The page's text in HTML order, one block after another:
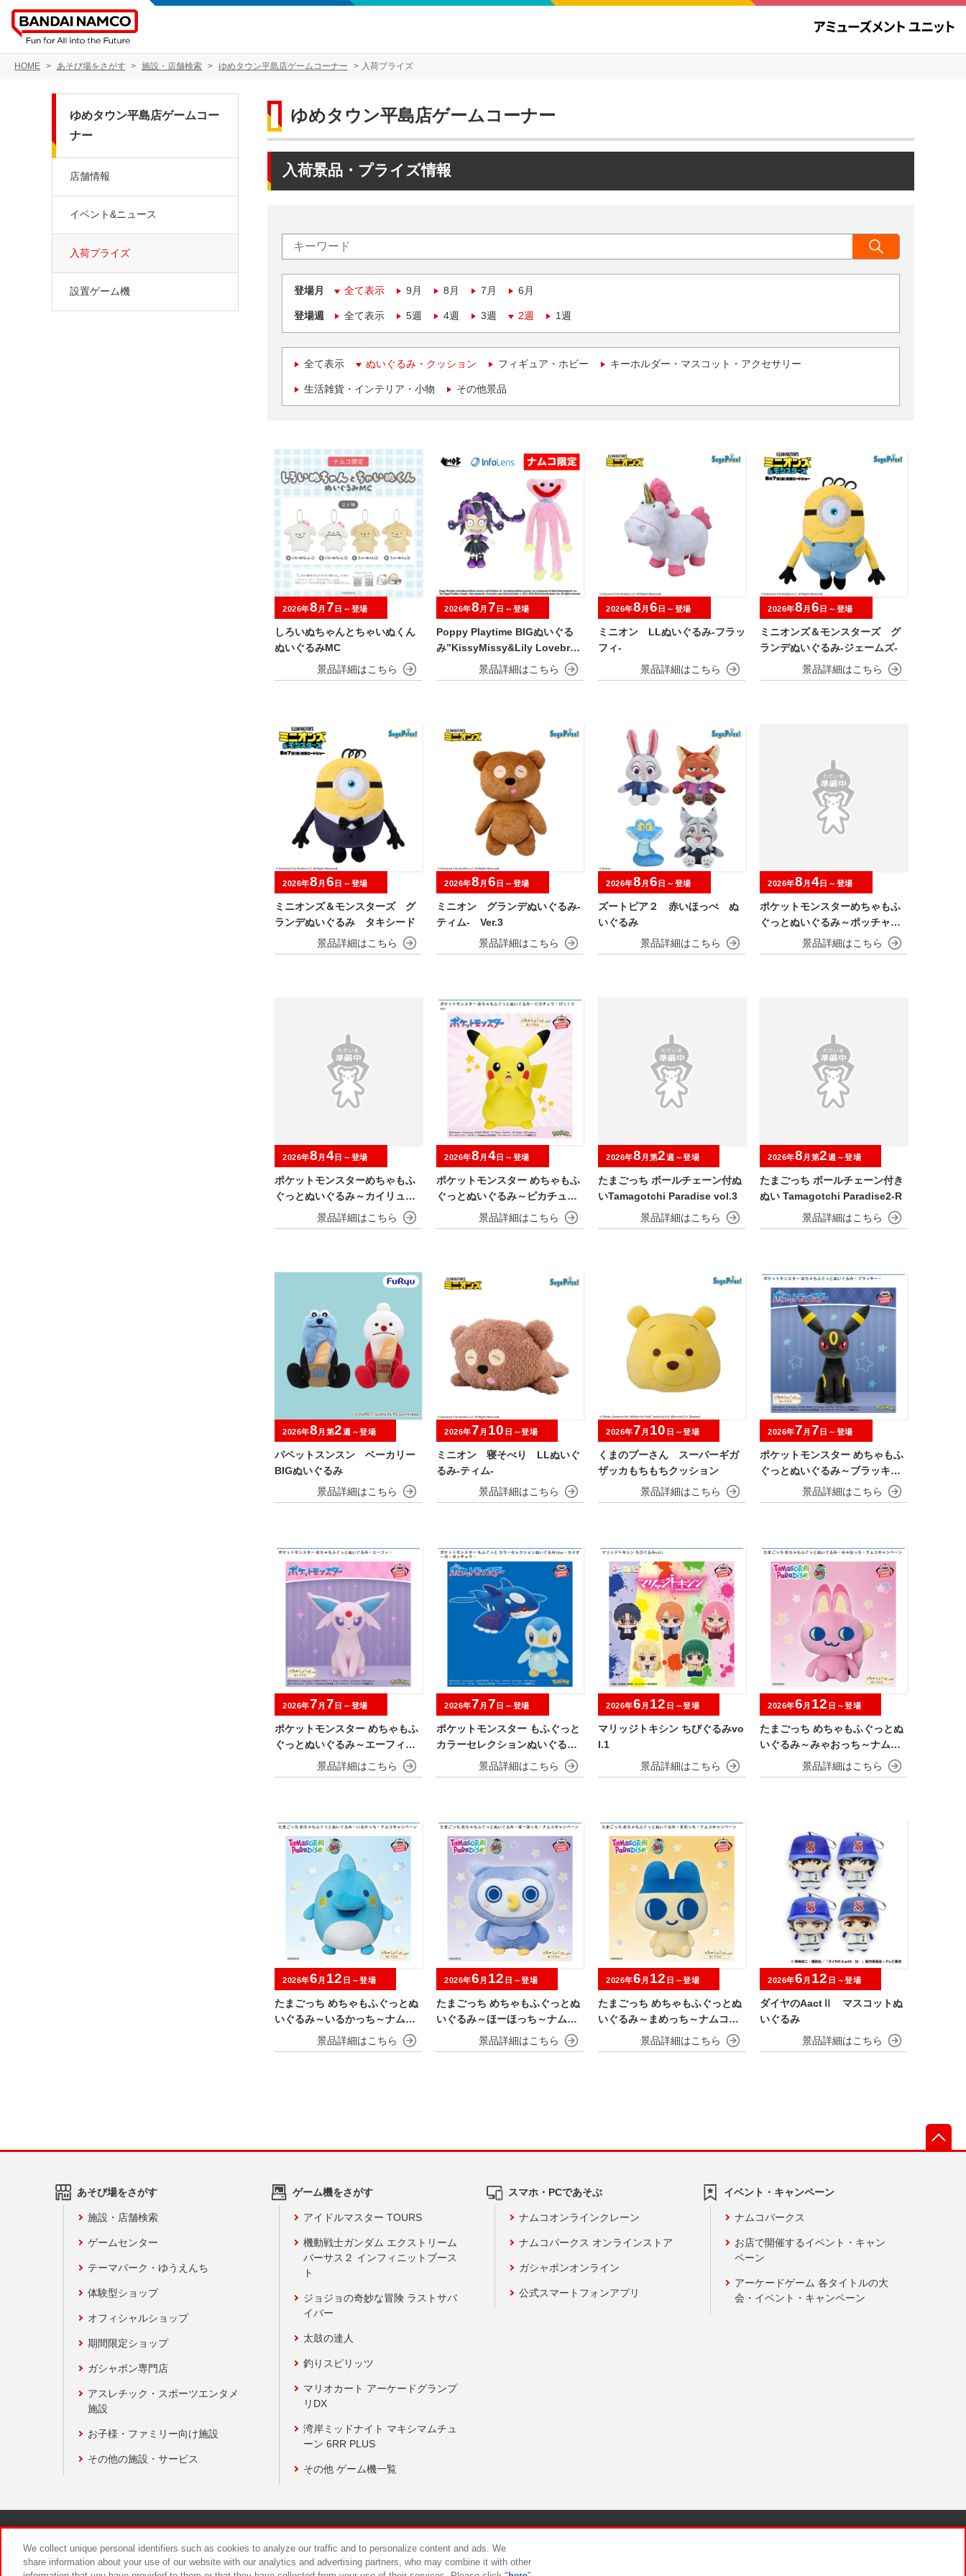
HOME あそび場をさがす 施設・店舗検索 ゆめタウン平島店ゲームコーナー 入荷プライズ
ゆめタウン平島店ゲームコーナー
入荷景品・プライズ情報
登場月 全て表示 9月 8月 7月 6月
登場週 全て表示 5週 4週 3週 2週 1週
全て表示 ぬいぐるみ・クッション フィギュア・ホビー キーホルダー・マスコット・アクセサリー
生活雑貨・インテリア・小物 その他景品
しろいぬちゃんとちゃいぬくん
ぬいぐるみMC
2026年8 月 7 日～登場
Poppy Playtime BIGぬいぐる
み”KissyMissy&Lily Lovebrai
2026年8 月 7 日～登場
ミニオン LLぬいぐるみ‐フラッ
フィ‐
2026年8 月 6 日～登場
ミニオンズ＆モンスターズ グ
ランデぬいぐるみ‐ジェームズ‐
2026年8 月 6 日～登場
ミニオンズ＆モンスターズ グ
ランデぬいぐるみ タキシード
2026年8 月 6 日～登場
ミニオン グランデぬいぐるみ‐
ティム‐ Ver.3
2026年8 月 6 日～登場
ズートピア２ 赤いほっぺ ぬ
いぐるみ
2026年8 月 6 日～登場
ポケットモンスターめちゃもふ
ぐっとぬいぐるみ～ポッチャマ
2026年8 月 4日～登場
ポケットモンスターめちゃもふ
ぐっとぬいぐるみ～カイリュー
2026年8 月 4日～登場
ポケットモンスター めちゃもふ
ぐっとぬいぐるみ～ピカチュウ
～びっくりver.
2026年8 月 4日～登場
たまごっち ボールチェーン付ぬ
いTamagotchi Paradise vol.3
2026年8 月第2週～登場
たまごっち ボールチェーン付き
ぬい Tamagotchi Paradise2-R
2026年8 月第2週～登場
パペットスンスン ベーカリー
BIGぬいぐるみ
2026年8 月第2週～登場
ミニオン 寝そべり LLぬいぐ
るみ‐ティム‐
2026年7 月 10 日～登場
くまのプーさん スーパーギガ
ザッカもちもちクッション
2026年7 月 10 日～登場
ポケットモンスター めちゃもふ
ぐっとぬいぐるみ～ブラッキー
2026年7 月 7 日～登場
ポケットモンスター めちゃもふ
ぐっとぬいぐるみ～エーフィ－
2026年7 月 7 日～登場
ポケットモンスター もふぐっと
カラーセレクションぬいぐるみ
blue～カイオーガ・ポッチャマ
～
2026年7 月 7 日～登場
マリッジトキシン ちびぐるみvo
l.1
2026年6 月 12 日～登場
たまごっち めちゃもふぐっとぬ
いぐるみ～みゃおっち～ナムコ
キャンペーン
2026年6 月 12 日～登場
たまごっち めちゃもふぐっとぬ
いぐるみ～いるかっち～ナムコ
キャンペーン
2026年6 月 12 日～登場
たまごっち めちゃもふぐっとぬ
いぐるみ～ほーほっち～ナムコ
キャンペーン
2026年6 月 12 日～登場
たまごっち めちゃもふぐっとぬ
いぐるみ～まめっち～ナムコキ
ャンペーン
2026年6 月 12 日～登場
ダイヤのAactⅡ マスコットぬ
いぐるみ
2026年6 月 12 日～登場
ゆめタウン平島店ゲームコー
ナー
店舗情報
イベント&ニュース
入荷プライズ
設置ゲーム機
あそび場をさがす
施設・店舗検索
ゲームセンター
テーマパーク・ゆうえんち
体験型ショップ
オフィシャルショップ
期間限定ショップ
ガシャポン専門店
アスレチック・スポーツエンタメ
施設
お子様・ファミリー向け施設
その他の施設・サービス
ゲーム機をさがす
アイドルマスター TOURS
機動戦士ガンダム エクストリーム
バーサス２ インフィニットブース
ト
ジョジョの奇妙な冒険 ラストサバ
イバー
太鼓の達人
釣りスピリッツ
マリオカート アーケードグランプ
リDX
湾岸ミッドナイト マキシマムチュ
ーン 6RR PLUS
その他 ゲーム機一覧
スマホ・PCであそぶ
ナムコオンラインクレーン
ナムコパークス オンラインストア
ガシャポンオンライン
公式スマートフォンアプリ
イベント・キャンペーン
ナムコパークス
お店で開催するイベント・キャン
ペーン
アーケードゲーム 各タイトルの大
会・イベント・キャンペーン
We collect unique personal identifiers such as cookies to analyze our traffic and to personalize content and ads. We
share information about your use of our website with our analytics and advertising partners, who may combine it with other